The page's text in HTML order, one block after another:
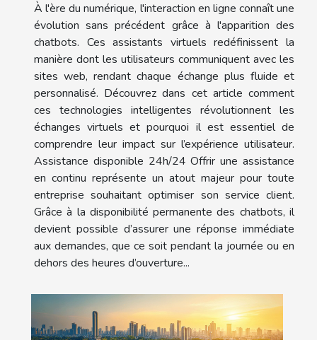
À l'ère du numérique, l'interaction en ligne connaît une
évolution sans précédent grâce à l'apparition des
chatbots. Ces assistants virtuels redéfinissent la
manière dont les utilisateurs communiquent avec les
sites web, rendant chaque échange plus fluide et
personnalisé. Découvrez dans cet article comment
ces technologies intelligentes révolutionnent les
échanges virtuels et pourquoi il est essentiel de
comprendre leur impact sur l’expérience utilisateur.
Assistance disponible 24h/24 Offrir une assistance
en continu représente un atout majeur pour toute
entreprise souhaitant optimiser son service client.
Grâce à la disponibilité permanente des chatbots, il
devient possible d’assurer une réponse immédiate
aux demandes, que ce soit pendant la journée ou en
dehors des heures d’ouverture...